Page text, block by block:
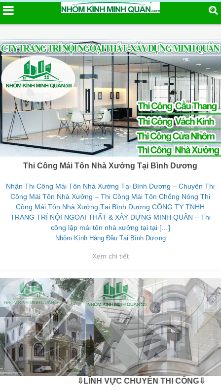
Thi Công Mái Tôn Nhà Xưởng Tại Bình Dương
Nhận Thi Công Mái Tôn Nhà Xưởng Tại Bình Dương – Chuyên Thi
Công Mái Tôn Nhà Xưởng – Thi Công Mái Tôn Chống Nóng Thi
Công Mái Tôn Nhà Xưởng Tại Bình Dương CÔNG TY TNHH
TRANG TRÍ NỘI NGOẠI THẤT & XÂY DỰNG MINH QUÂN – Thi
công lập mái tôn nhà xưởng tại tại […]
Nhôm Kính Hàng Đầu Tại Bình Dương
Xem chi tiết
⇩LĨNH VỰC CHUYÊN THI CÔNG⇩